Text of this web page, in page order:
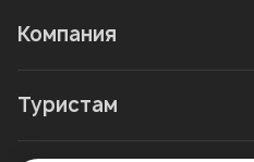
Компания
Туристам